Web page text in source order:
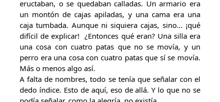
eructaban, o se quedaban calladas. Un armario era
un montón de cajas apiladas, y una cama era una
caja tumbada. Aunque ni siquiera cajas, sino… ¡qué
difícil de explicar! ¿Entonces qué eran? Una silla era
una cosa con cuatro patas que no se movía, y un
perro era una cosa con cuatro patas que sí se movía.
Más o menos algo así.
A falta de nombres, todo se tenía que señalar con el
dedo índice. Esto de aquí, eso de allá. Y lo que no se